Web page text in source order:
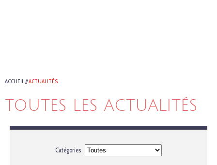
ACCUEIL//ACTUALITÉS
TOUTES LES ACTUALITÉS
Catégories